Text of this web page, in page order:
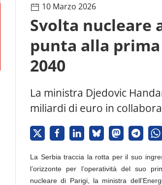
10 Marzo 2026
Svolta nucleare
punta alla
2040
La ministra Djedovic
miliardi di euro in
La Serbia traccia la rotta per il suo
l’orizzonte per l’operatività del suo
nucleare di Parigi, la ministra